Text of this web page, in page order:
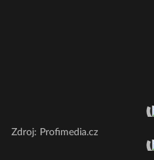
Zdroj: Profimedia.cz